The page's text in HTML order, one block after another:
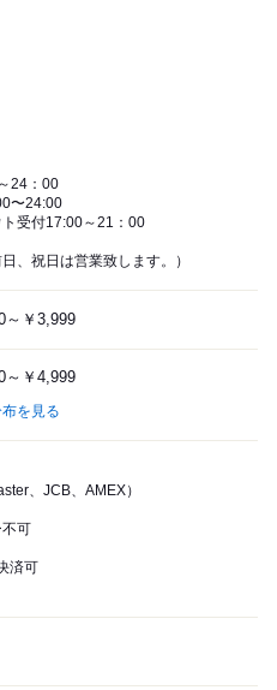
24：00
〜24:00
ト受付17:00～21：00
、祝日は営業致します。）
～￥3,999
～￥4,999
を見る
、JCB、AMEX）
可
済可